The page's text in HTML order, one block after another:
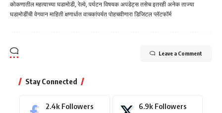
कोकणातील महत्वाच्या घडामोडी, रेल्वे, पर्यटन विषयक अपडेट्स तसेच इतरही अनेक ताज्या
घडामोडींची वेगवान माहिती क्षणार्धात वाचकांपर्यत पोहचवीणारा डिजिटल प्लॅटफॉर्म
Leave a Comment
Stay Connected
2.4k Followers 6.9k Followers